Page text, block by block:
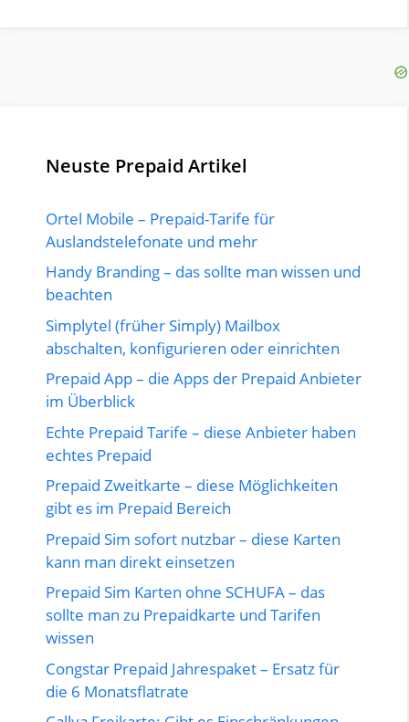
Neuste Prepaid Artikel
Ortel Mobile – Prepaid-Tarife für
Auslandstelefonate und mehr
Handy Branding – das sollte man wissen und
beachten
Simplytel (früher Simply) Mailbox
abschalten, konfigurieren oder einrichten
Prepaid App – die Apps der Prepaid Anbieter
im Überblick
Echte Prepaid Tarife – diese Anbieter haben
echtes Prepaid
Prepaid Zweitkarte – diese Möglichkeiten
gibt es im Prepaid Bereich
Prepaid Sim sofort nutzbar – diese Karten
kann man direkt einsetzen
Prepaid Sim Karten ohne SCHUFA – das
sollte man zu Prepaidkarte und Tarifen
wissen
Congstar Prepaid Jahrespaket – Ersatz für
die 6 Monatsflatrate